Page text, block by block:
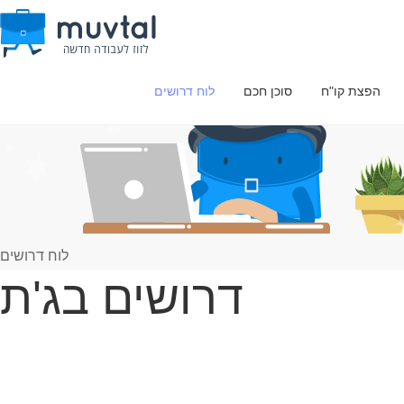
לוח דרושים סוכן חכם הפצת קו"ח
לוח דרושים
דרושים בג'ת